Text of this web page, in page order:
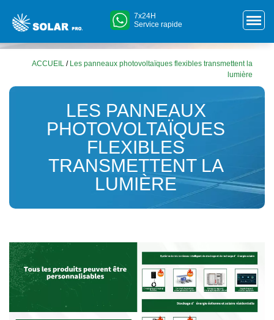
7x24H
Service rapide
ACCUEIL / Les panneaux photovoltaïques flexibles transmettent la
lumière
LES PANNEAUX
PHOTOVOLTAÏQUES
FLEXIBLES
TRANSMETTENT LA
LUMIÈRE